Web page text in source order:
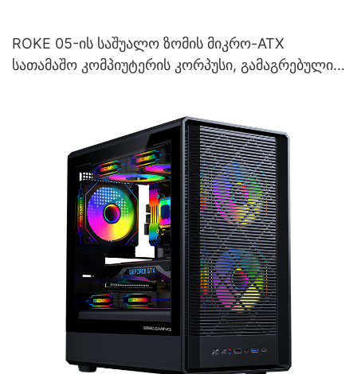
ROKE 05-ის საშუალო ზომის მიკრო-ATX
სათამაშო კომპიუტერის კორპუსი, გამაგრებული